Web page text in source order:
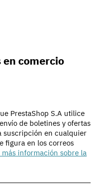
comercio
PrestaShop S.A utilice
de boletines y ofertas
suscripción en cualquier
figura en los correos
más información sobre la